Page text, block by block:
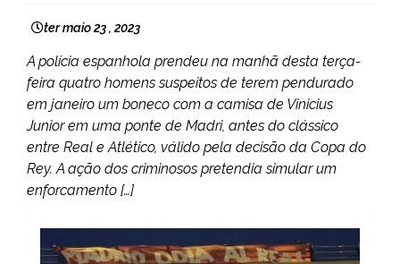
ter maio 23 , 2023
A polícia espanhola prendeu na manhã desta terça-
feira quatro homens suspeitos de terem pendurado
em janeiro um boneco com a camisa de Vinicius
Junior em uma ponte de Madri, antes do clássico
entre Real e Atlético, válido pela decisão da Copa do
Rey. A ação dos criminosos pretendia simular um
enforcamento […]